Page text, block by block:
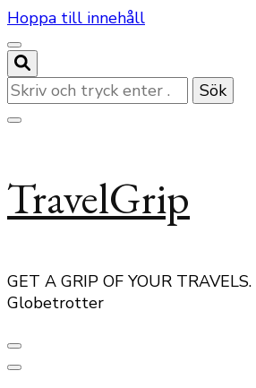
Hoppa till innehåll
Letar
du
efter
TravelGrip
GET A GRIP OF YOUR
Globetrotter